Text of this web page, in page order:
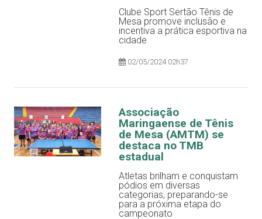
Clube Sport Sertão Tênis de
Mesa promove inclusão e
incentiva a prática esportiva na
cidade
02/05/2024 02h37
Associação
Maringaense de Tênis
de Mesa (AMTM) se
destaca no TMB
estadual
Atletas brilham e conquistam
pódios em diversas
categorias, preparando-se
para a próxima etapa do
campeonato